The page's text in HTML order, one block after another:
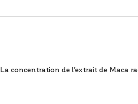
concentration de l'extrait de Maca